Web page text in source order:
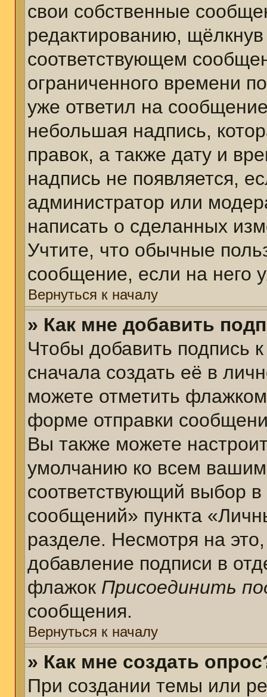
свои собственные
редактированию,
соответствующем
ограниченного времени
уже ответил на
небольшая надпись,
правок, а также дату и
надпись не появляется,
администратор или
написать о сделанных
Учтите, что обычные
сообщение, если на него
Вернуться к началу
» Как мне добавить
Чтобы добавить
сначала создать её в
можете отметить
форме отправки
Вы также можете
умолчанию ко всем
соответствующий выбор
сообщений» пункта
разделе. Несмотря на
добавление подписи в
флажок Присоединить
сообщения.
Вернуться к началу
» Как мне создать
При создании темы или